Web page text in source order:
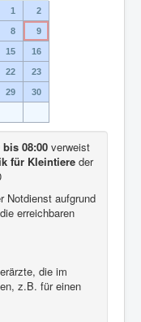
1
2
8 9
15 16
22 23
29 30
bis 08:00 verweist
für Kleintiere der
Notdienst aufgrund
erreichbaren
die im
z.B. für einen